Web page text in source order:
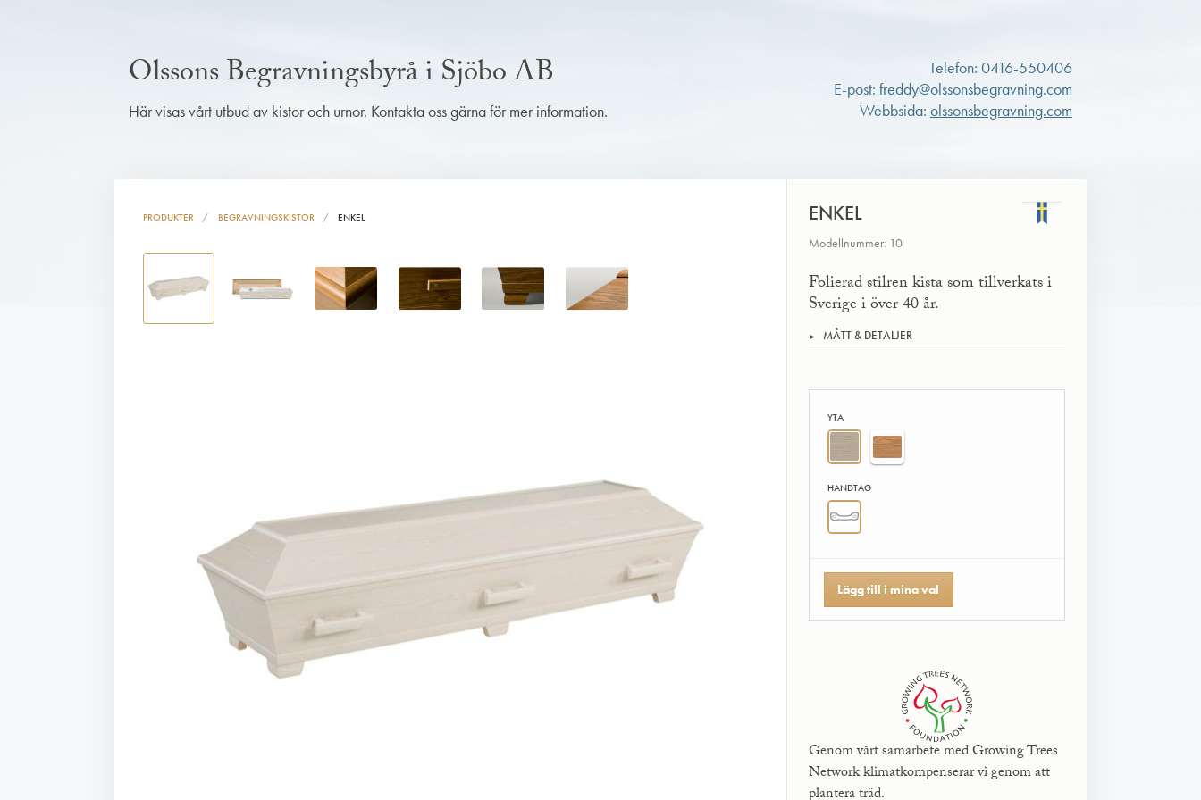
Olssons Begravningsbyrå i Sjöbo AB
Här visas vårt utbud av kistor och urnor. Kontakta oss gärna för mer information.
Telefon: 0416-550406
E-post: freddy@olssonsbegravning.com
Webbsida: olssonsbegravning.com
PRODUKTER BEGRAVNINGSKISTOR ENKEL ENKEL
Modellnummer: 10
Folierad stilren kista som tillverkats i
Sverige i över 40 år.
MÅTT & DETALJER
YTA
HANDTAG
Lägg till i mina val
Genom vårt samarbete med Growing Trees
Network klimatkompenserar vi genom att
plantera träd.